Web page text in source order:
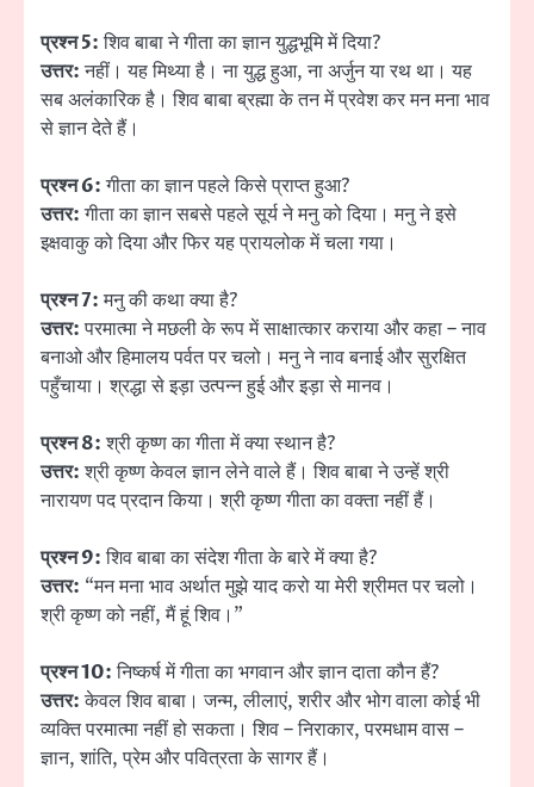
प्रश्न 5:शिव बाबा ने गीता का ज्ञान युद्धभूमि में दिया?
उत्तर:नहीं। यह मिथ्या है। ना युद्ध हुआ, ना अर्जुन या रथ था। यह
सब अलंकारिक है। शिव बाबा ब्रह्मा के तन में प्रवेश कर मन मना भाव
से ज्ञान देते हैं।
प्रश्न 6:गीता का ज्ञान पहले किसे प्राप्त हुआ?
उत्तर:गीता का ज्ञान सबसे पहले सूर्य ने मनु को दिया। मनु ने इसे
इक्षवाकु को दिया और फिर यह प्रायलोक में चला गया।
प्रश्न 7:मनु की कथा क्या है?
उत्तर:परमात्मा ने मछली के रूप में साक्षात्कार कराया और कहा – नाव
बनाओ और हिमालय पर्वत पर चलो। मनु ने नाव बनाई और सुरक्षित
पहुँचाया। श्रद्धा से इड़ा उत्पन्न हुई और इड़ा से मानव।
प्रश्न 8:श्री कृष्ण का गीता में क्या स्थान है?
उत्तर:श्री कृष्ण केवल ज्ञान लेने वाले हैं। शिव बाबा ने उन्हें श्री
नारायण पद प्रदान किया। श्री कृष्ण गीता का वक्ता नहीं हैं।
प्रश्न 9:शिव बाबा का संदेश गीता के बारे में क्या है?
उत्तर: “मन मना भाव अर्थात मुझे याद करो या मेरी श्रीमत पर चलो।
श्री कृष्ण को नहीं, मैं हूं शिव।”
प्रश्न 10:निष्कर्ष में गीता का भगवान और ज्ञान दाता कौन हैं?
उत्तर:केवल शिव बाबा। जन्म, लीलाएं, शरीर और भोग वाला कोई भी
व्यक्ति परमात्मा नहीं हो सकता। शिव – निराकार, परमधाम वास –
ज्ञान, शांति, प्रेम और पवित्रता के सागर हैं।